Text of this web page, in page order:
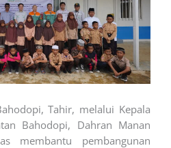
Tahir, melalui Kepala
Bahodopi, Dahran Manan
membantu pembangunan